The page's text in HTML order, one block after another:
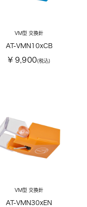
VM型 交換針
AT-VMN10xCB
¥ 9,900(税込)
VM型 交換針
AT-VMN30xEN